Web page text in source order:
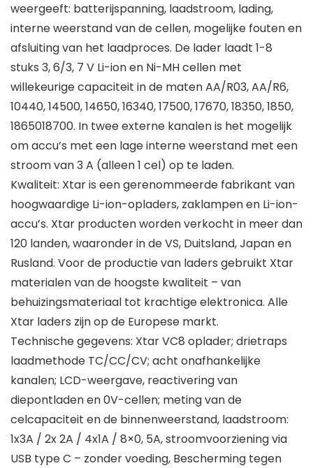
weergeeft: batterijspanning, laadstroom, lading,
interne weerstand van de cellen, mogelijke fouten en
afsluiting van het laadproces. De lader laadt 1-8
stuks 3, 6/3, 7 V Li-ion en Ni-MH cellen met
willekeurige capaciteit in de maten AA/R03, AA/R6,
10440, 14500, 14650, 16340, 17500, 17670, 18350, 1850,
1865018700. In twee externe kanalen is het mogelijk
om accu’s met een lage interne weerstand met een
stroom van 3 A (alleen 1 cel) op te laden.
Kwaliteit: Xtar is een gerenommeerde fabrikant van
hoogwaardige Li-ion-opladers, zaklampen en Li-ion-
accu’s. Xtar producten worden verkocht in meer dan
120 landen, waaronder in de VS, Duitsland, Japan en
Rusland. Voor de productie van laders gebruikt Xtar
materialen van de hoogste kwaliteit – van
behuizingsmateriaal tot krachtige elektronica. Alle
Xtar laders zijn op de Europese markt.
Technische gegevens: Xtar VC8 oplader; drietraps
laadmethode TC/CC/CV; acht onafhankelijke
kanalen; LCD-weergave, reactivering van
diepontladen en 0V-cellen; meting van de
celcapaciteit en de binnenweerstand, laadstroom:
1x3A / 2x 2A / 4x1A / 8×0, 5A, stroomvoorziening via
USB type C – zonder voeding, Bescherming tegen